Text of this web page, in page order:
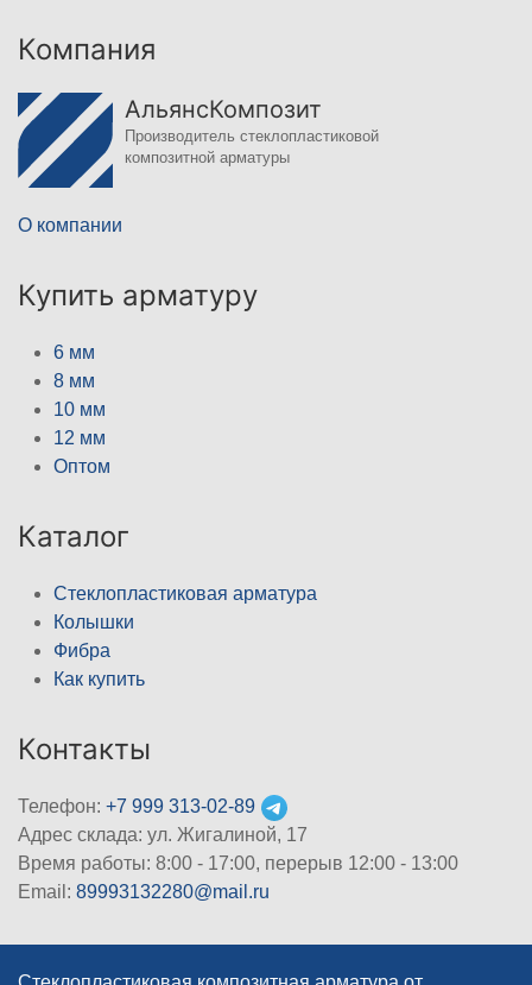
Компания
АльянсКомпозит
Производитель стеклопластиковой
композитной арматуры
О компании
Купить арматуру
6 мм
8 мм
10 мм
12 мм
Оптом
Каталог
Стеклопластиковая арматура
Колышки
Фибра
Как купить
Контакты
Телефон: +7 999 313-02-89
Адрес склада: ул. Жигалиной, 17
Время работы: 8:00 - 17:00, перерыв 12:00 - 13:00
Email: 89993132280@mail.ru